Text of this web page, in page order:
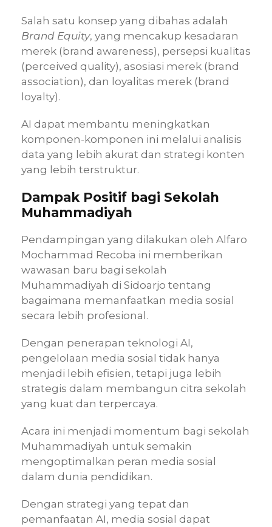
Salah satu konsep yang dibahas adalah
Brand Equity, yang mencakup kesadaran
merek (brand awareness), persepsi kualitas
(perceived quality), asosiasi merek (brand
association), dan loyalitas merek (brand
loyalty).
AI dapat membantu meningkatkan
komponen-komponen ini melalui analisis
data yang lebih akurat dan strategi konten
yang lebih terstruktur.
Dampak Positif bagi Sekolah
Muhammadiyah
Pendampingan yang dilakukan oleh Alfaro
Mochammad Recoba ini memberikan
wawasan baru bagi sekolah
Muhammadiyah di Sidoarjo tentang
bagaimana memanfaatkan media sosial
secara lebih profesional.
Dengan penerapan teknologi AI,
pengelolaan media sosial tidak hanya
menjadi lebih efisien, tetapi juga lebih
strategis dalam membangun citra sekolah
yang kuat dan terpercaya.
Acara ini menjadi momentum bagi sekolah
Muhammadiyah untuk semakin
mengoptimalkan peran media sosial
dalam dunia pendidikan.
Dengan strategi yang tepat dan
pemanfaatan AI, media sosial dapat